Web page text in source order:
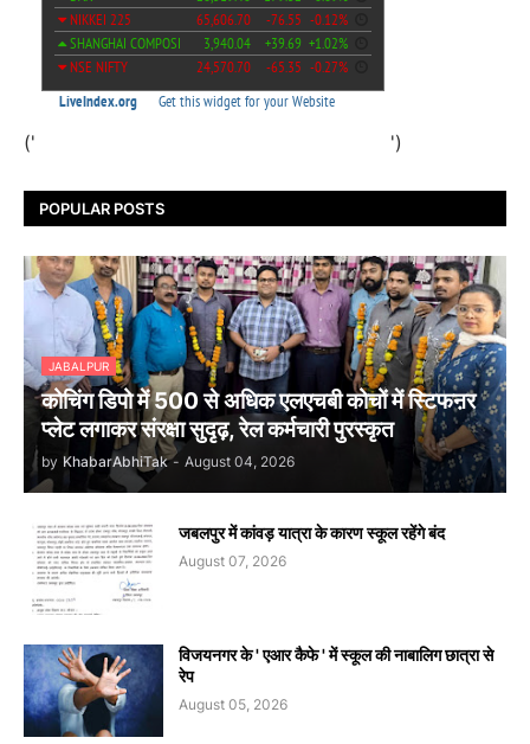
(' ')
POPULAR POSTS
JABALPUR
कोचिंग डिपो में 500 से अधिक एलएचबी कोचों में स्टिफऩर
प्लेट लगाकर संरक्षा सुदृढ़, रेल कर्मचारी पुरस्कृत
by KhabarAbhiTak - August 04, 2026
जबलपुर में कांवड़ यात्रा के कारण स्कूल रहेंगे बंद
August 07, 2026
विजयनगर के ' एआर कैफे ' में स्कूल की नाबालिग छात्रा से
रेप
August 05, 2026